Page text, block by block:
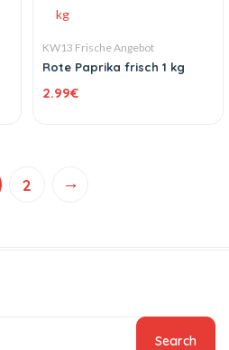
KW13 Frische Angebot
Rote Paprika frisch 1 kg
2.99€
2 →
Search